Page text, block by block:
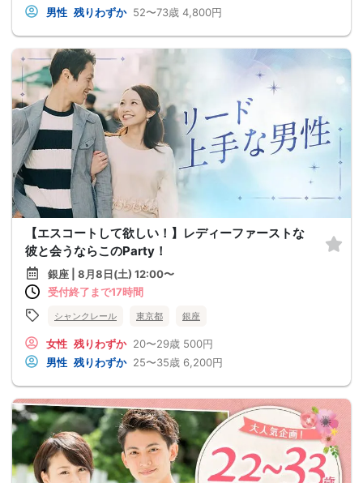
男性 残りわずか 52〜73歳 4,800円
【エスコートして欲しい！】レディーファーストな
彼と会うならこのParty！
銀座 | 8月8日(土) 12:00〜
受付終了まで17時間
シャンクレール 東京都 銀座
女性 残りわずか 20〜29歳 500円
男性 残りわずか 25〜35歳 6,200円